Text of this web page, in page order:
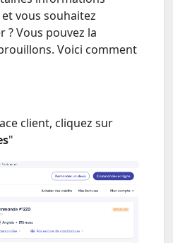
vous souhaitez
? Vous pouvez la
Voici comment
client, cliquez sur
"